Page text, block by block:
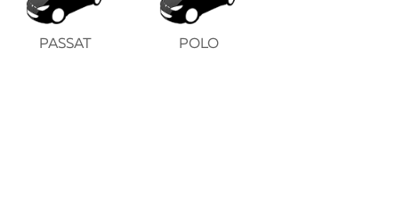
PASSAT POLO